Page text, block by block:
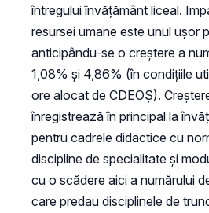
întregului învățământ liceal.
resursei umane este unul ușor
anticipându-se o creștere a
1,08% și 4,86% (în condițiile
ore alocat de CDEOȘ).
înregistrează în principal la
pentru cadrele didactice cu
discipline de specialitate și
cu o scădere aici a numărului
care predau disciplinele de